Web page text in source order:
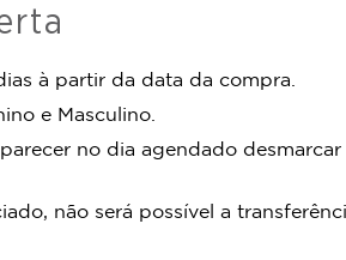
à partir da data da compra.
e Masculino.
no dia agendado
não será possível a